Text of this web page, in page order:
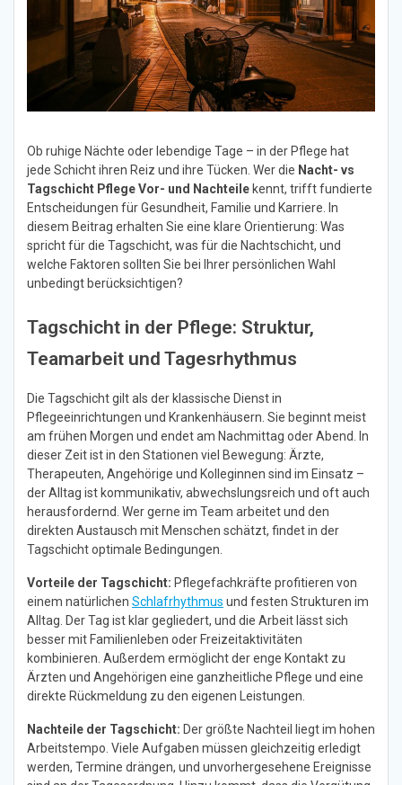
Ob ruhige Nächte oder lebendige Tage – in der Pflege hat
jede Schicht ihren Reiz und ihre Tücken. Wer die Nacht- vs
Tagschicht Pflege Vor- und Nachteile kennt, trifft fundierte
Entscheidungen für Gesundheit, Familie und Karriere. In
diesem Beitrag erhalten Sie eine klare Orientierung: Was
spricht für die Tagschicht, was für die Nachtschicht, und
welche Faktoren sollten Sie bei Ihrer persönlichen Wahl
unbedingt berücksichtigen?
Tagschicht in der Pflege: Struktur,
Teamarbeit und Tagesrhythmus
Die Tagschicht gilt als der klassische Dienst in
Pflegeeinrichtungen und Krankenhäusern. Sie beginnt meist
am frühen Morgen und endet am Nachmittag oder Abend. In
dieser Zeit ist in den Stationen viel Bewegung: Ärzte,
Therapeuten, Angehörige und Kolleginnen sind im Einsatz –
der Alltag ist kommunikativ, abwechslungsreich und oft auch
herausfordernd. Wer gerne im Team arbeitet und den
direkten Austausch mit Menschen schätzt, findet in der
Tagschicht optimale Bedingungen.
Vorteile der Tagschicht: Pflegefachkräfte profitieren von
einem natürlichen Schlafrhythmus und festen Strukturen im
Alltag. Der Tag ist klar gegliedert, und die Arbeit lässt sich
besser mit Familienleben oder Freizeitaktivitäten
kombinieren. Außerdem ermöglicht der enge Kontakt zu
Ärzten und Angehörigen eine ganzheitliche Pflege und eine
direkte Rückmeldung zu den eigenen Leistungen.
Nachteile der Tagschicht: Der größte Nachteil liegt im hohen
Arbeitstempo. Viele Aufgaben müssen gleichzeitig erledigt
werden, Termine drängen, und unvorhergesehene Ereignisse